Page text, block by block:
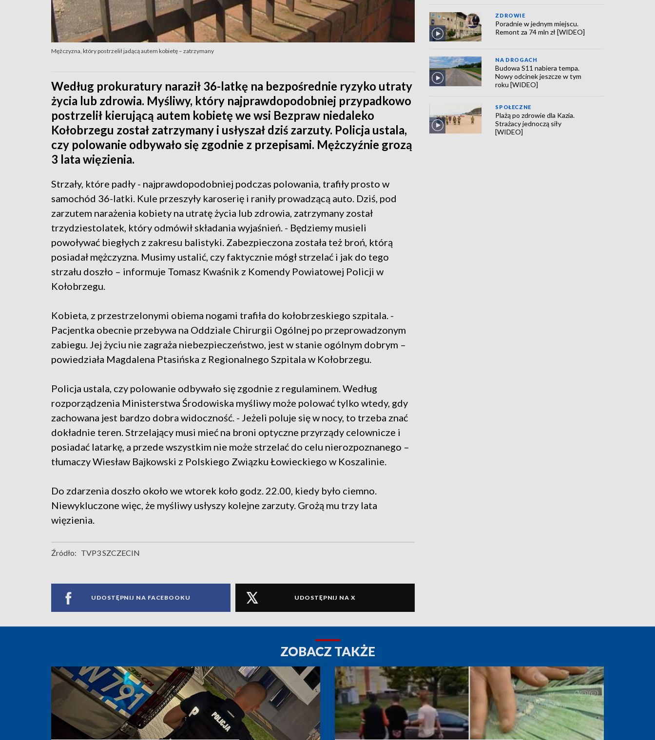
Mężczyzna, który postrzelił jadącą autem kobietę – zatrzymany
Według prokuratury naraził 36-latkę na bezpośrednie ryzyko utraty
życia lub zdrowia. Myśliwy, który najprawdopodobniej przypadkowo
postrzelił kierującą autem kobietę we wsi Bezpraw niedaleko
Kołobrzegu został zatrzymany i usłyszał dziś zarzuty. Policja ustala,
czy polowanie odbywało się zgodnie z przepisami. Mężczyźnie grozą
3 lata więzienia.
Strzały, które padły - najprawdopodobniej podczas polowania, trafiły prosto w
samochód 36-latki. Kule przeszyły karoserię i raniły prowadzącą auto. Dziś, pod
zarzutem narażenia kobiety na utratę życia lub zdrowia, zatrzymany został
trzydziestolatek, który odmówił składania wyjaśnień. - Będziemy musieli
powoływać biegłych z zakresu balistyki. Zabezpieczona została też broń, którą
posiadał mężczyzna. Musimy ustalić, czy faktycznie mógł strzelać i jak do tego
strzału doszło – informuje Tomasz Kwaśnik z Komendy Powiatowej Policji w
Kołobrzegu.
Kobieta, z przestrzelonymi obiema nogami trafiła do kołobrzeskiego szpitala. -
Pacjentka obecnie przebywa na Oddziale Chirurgii Ogólnej po przeprowadzonym
zabiegu. Jej życiu nie zagraża niebezpieczeństwo, jest w stanie ogólnym dobrym –
powiedziała Magdalena Ptasińska z Regionalnego Szpitala w Kołobrzegu.
Policja ustala, czy polowanie odbywało się zgodnie z regulaminem. Według
rozporządzenia Ministerstwa Środowiska myśliwy może polować tylko wtedy, gdy
zachowana jest bardzo dobra widoczność. - Jeżeli poluje się w nocy, to trzeba znać
dokładnie teren. Strzelający musi mieć na broni optyczne przyrządy celownicze i
posiadać latarkę, a przede wszystkim nie może strzelać do celu nierozpoznanego –
tłumaczy Wiesław Bajkowski z Polskiego Związku Łowieckiego w Koszalinie.
Do zdarzenia doszło około we wtorek koło godz. 22.00, kiedy było ciemno.
Niewykluczone więc, że myśliwy usłyszy kolejne zarzuty. Grożą mu trzy lata
więzienia.
Źródło: TVP3 SZCZECIN
UDOSTĘPNIJ NA FACEBOOKU UDOSTĘPNIJ NA X
ZDROWIE
Poradnie w jednym miejscu.
Remont za 74 mln zł [WIDEO]
NA DROGACH
Budowa S11 nabiera tempa.
Nowy odcinek jeszcze w tym
roku [WIDEO]
SPOŁECZNE
Plażą po zdrowie dla Kazia.
Strażacy jednoczą siły
[WIDEO]
ZOBACZ TAKŻE